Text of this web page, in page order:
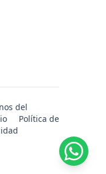
del
Política de